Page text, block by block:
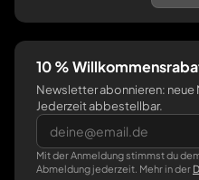
10 %
Newsletter abonnieren:
Jederzeit abbestellbar.
Mit der Anmeldung stimmst du
Abmeldung jederzeit. Mehr in der